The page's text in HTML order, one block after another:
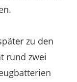
zu den
rund zwei